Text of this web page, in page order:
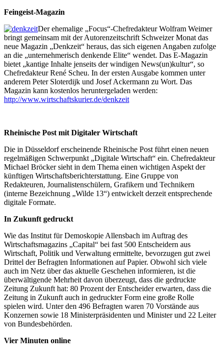
Feingeist-Magazin
Der ehemalige „Focus“-Chefredakteur Wolfram Weimer
bringt gemeinsam mit der Autorenzeitschrift Schweizer Monat das
neue Magazin „Denkzeit“ heraus, das sich eigenen Angaben zufolge
an die „unternehmerisch denkende Elite“ wendet. Das E-Magazin
bietet „kantige Inhalte jenseits der windigen News(un)kultur“, so
Chefredakteur René Scheu. In der ersten Ausgabe kommen unter
anderem Peter Sloterdijk und Josef Ackermann zu Wort. Das
Magazin kann kostenlos heruntergeladen werden:
http://www.wirtschaftskurier.de/denkzeit
Rheinische Post mit Digitaler Wirtschaft
Die in Düsseldorf erscheinende Rheinische Post führt einen neuen
regelmäßigen Schwerpunkt „Digitale Wirtschaft“ ein. Chefredakteur
Michael Bröcker sieht in dem Thema einen wichtigen Aspekt der
künftigen Wirtschaftsberichterstattung. Eine Gruppe von
Redakteuren, Journalistenschülern, Grafikern und Technikern
(interne Bezeichnung „Wilde 13“) entwickelt derzeit entsprechende
digitale Formate.
In Zukunft gedruckt
Wie das Institut für Demoskopie Allensbach im Auftrag des
Wirtschaftsmagazins „Capital“ bei fast 500 Entscheidern aus
Wirtschaft, Politik und Verwaltung ermittelte, bevorzugen gut zwei
Drittel der Befragten Informationen auf Papier. Obwohl sich viele
auch im Netz über das aktuelle Geschehen informieren, ist die
überwältigende Mehrheit davon überzeugt, dass die gedruckte
Zeitung Zukunft hat: 80 Prozent der Entscheider erwarten, dass die
Zeitung in Zukunft auch in gedruckter Form eine große Rolle
spielen wird. Unter den 496 Befragten waren 70 Vorstände aus
Konzernen sowie 18 Ministerpräsidenten und Minister und 22 Leiter
von Bundesbehörden.
Vier Minuten online